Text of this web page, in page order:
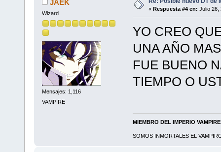
JAEK
Wizard
Mensajes: 1,116
VAMPIRE
« Respuesta #4 en: Julio 26,
YO CREO
UNA AÑO
FUE BUENO
TIEMPO O
MIEMBRO DEL IMPERIO
SOMOS INMORTALES EL